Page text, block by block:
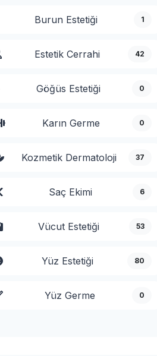
Burun Estetiği 1
Estetik Cerrahi 42
Göğüs Estetiği 0
Karın Germe 0
Kozmetik Dermatoloji 37
Saç Ekimi 6
Vücut Estetiği 53
Yüz Estetiği 80
Yüz Germe 0